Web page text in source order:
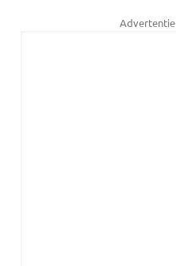
Advertentie